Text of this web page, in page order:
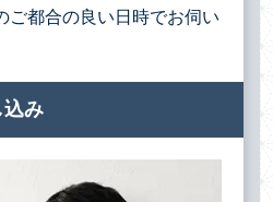
ご都合の良い日時でお伺い
込み